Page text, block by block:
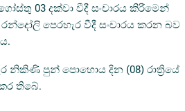
03 දක්වා වීදී සංචාරය කිරීමෙන්
පෙරහැර වීදී සංචාරය කරන බව
නිකිණි පුන් පොහොය දින (08) රාත්‍රියේ
තිබේ.